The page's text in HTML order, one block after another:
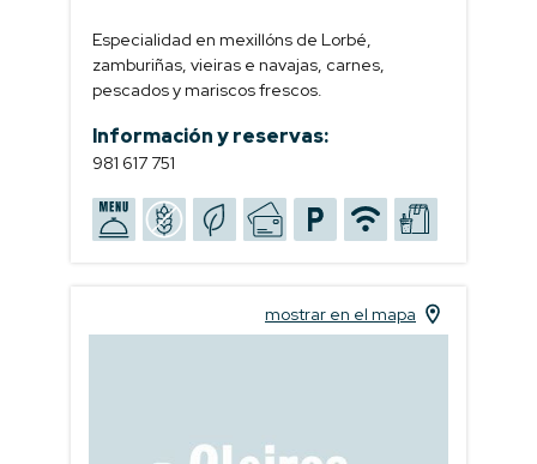
Especialidad en mexillóns de Lorbé,
zamburiñas, vieiras e navajas, carnes,
pescados y mariscos frescos.
Información y reservas:
981 617 751
mostrar en el mapa